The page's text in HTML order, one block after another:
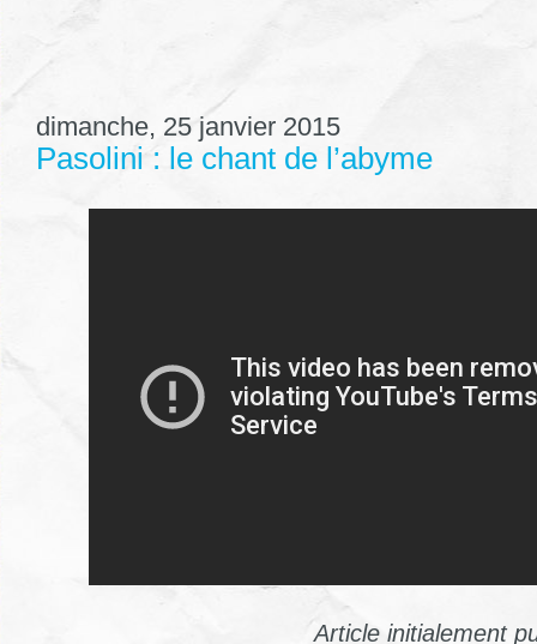
dimanche, 25 janvier 2015
Pasolini : le chant de l’abyme
Article initialement